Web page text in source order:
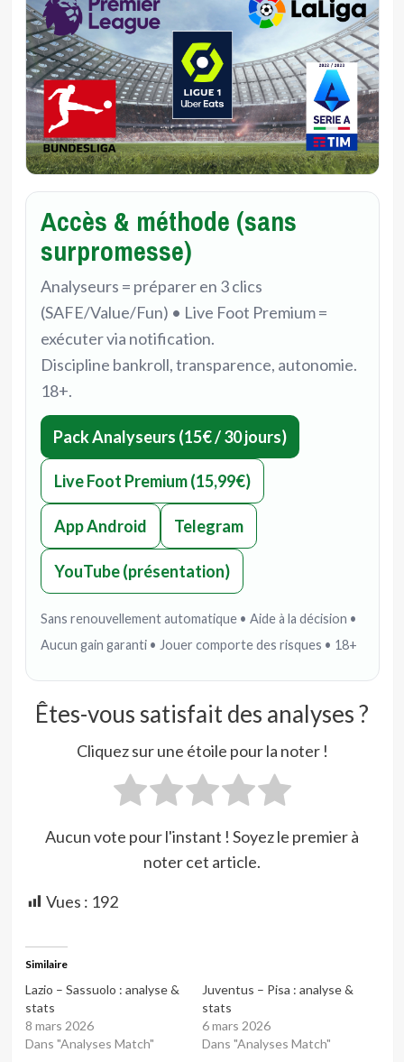
Accès & méthode (sans
surpromesse)
Analyseurs = préparer en 3 clics
(SAFE/Value/Fun) • Live Foot Premium =
exécuter via notification.
Discipline bankroll, transparence, autonomie.
18+.
Pack Analyseurs (15€ / 30 jours)
Live Foot Premium (15,99€)
App Android Telegram
YouTube (présentation)
Sans renouvellement automatique • Aide à la décision •
Aucun gain garanti • Jouer comporte des risques • 18+
Êtes-vous satisfait des analyses ?
Cliquez sur une étoile pour la noter !
Aucun vote pour l'instant ! Soyez le premier à
noter cet article.
Vues : 192
Similaire
Lazio – Sassuolo : analyse &
stats
8 mars 2026
Dans "Analyses Match"
Juventus – Pisa : analyse &
stats
6 mars 2026
Dans "Analyses Match"